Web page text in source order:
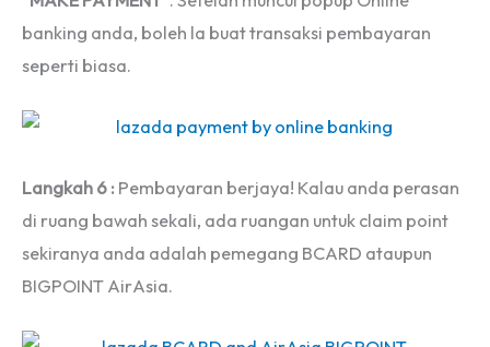
banking anda, boleh la buat transaksi pembayaran
seperti biasa.
Langkah 6 : Pembayaran berjaya! Kalau anda perasan
di ruang bawah sekali, ada ruangan untuk claim point
sekiranya anda adalah pemegang BCARD ataupun
BIGPOINT AirAsia.